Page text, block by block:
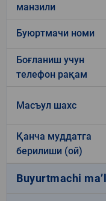
манзили
Буюртмачи номи
Боғланиш учун
телефон рақам
Масъул шахс
Қанча муддатга
берилиши (ой)
Buyurtmachi